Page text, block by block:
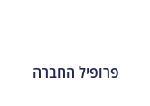
פרופיל החברה